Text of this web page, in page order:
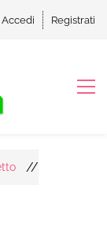
Accedi Registrati
//